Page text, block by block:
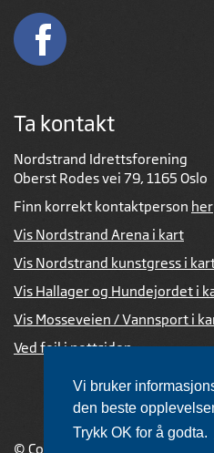
Vi bruker
den beste
Trykk OK for å godta.
Ta kontakt
Nordstrand Idrettsforening
Oberst Rodes vei 79, 1165 Oslo
Finn korrekt kontaktperson her
Vis Nordstrand Arena i kart
Vis Nordstrand kunstgress i
Vis Hallager og Hundejordet i
Vis Mosseveien / Vannsport i
Ved feil i nettsiden
© Copyright 2026 |